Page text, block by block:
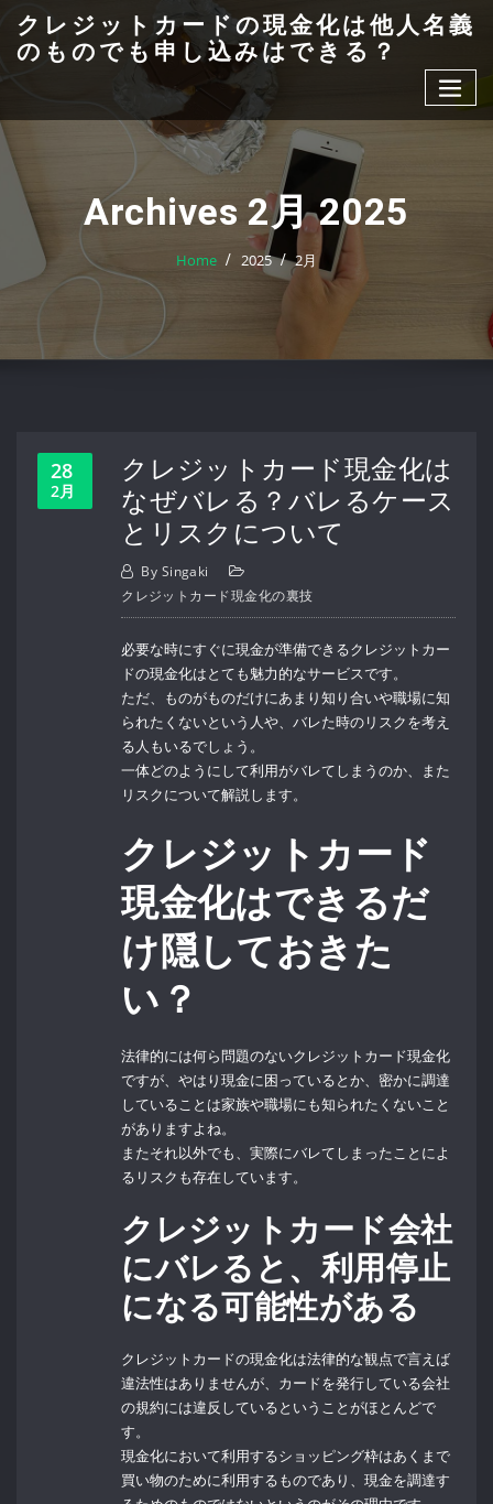
content
クレジットカードの現金化は他人名義
のものでも申し込みはできる？
Archives 2月 2025
Home 2025 2月
28
2月
クレジットカード現金化は
なぜバレる？バレるケース
とリスクについて
By Singaki
クレジットカード現金化の裏技
必要な時にすぐに現金が準備できるクレジットカー
ドの現金化はとても魅力的なサービスです。
ただ、ものがものだけにあまり知り合いや職場に知
られたくないという人や、バレた時のリスクを考え
る人もいるでしょう。
一体どのようにして利用がバレてしまうのか、また
リスクについて解説します。
クレジットカード
現金化はできるだ
け隠しておきた
い？
法律的には何ら問題のないクレジットカード現金化
ですが、やはり現金に困っているとか、密かに調達
していることは家族や職場にも知られたくないこと
がありますよね。
またそれ以外でも、実際にバレてしまったことによ
るリスクも存在しています。
クレジットカード会社
にバレると、利用停止
になる可能性がある
クレジットカードの現金化は法律的な観点で言えば
違法性はありませんが、カードを発行している会社
の規約には違反しているということがほとんどで
す。
現金化において利用するショッピング枠はあくまで
買い物のために利用するものであり、現金を調達す